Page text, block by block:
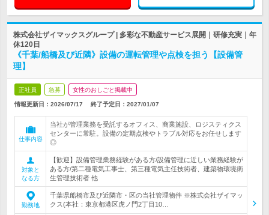
株式会社ザイマックスグループ | 多彩な不動産サービス展開｜研修充実｜年
休120日
《千葉/船橋及び近隣》設備の運転管理や点検を担う【設備管
理】
正社員 急募 女性のおしごと掲載中
情報更新日：2026/07/17 終了予定日： 2027/01/07
仕事内容
当社が管理業務を受託するオフィス、商業施設、ロジスティクス
センターに常駐。設備の定期点検やトラブル対応をお任せします
◎
対象と
なる方
【歓迎】設備管理業務経験がある方/設備管理に近しい業務経験が
ある方/第二種電気工事士、第三種電気主任技術者、建築物環境衛
生管理技術者 他
勤務地
千葉県船橋市及び近隣市・区の当社管理物件 ※株式会社ザイマッ
クス(本社：東京都港区虎ノ門2丁目10…